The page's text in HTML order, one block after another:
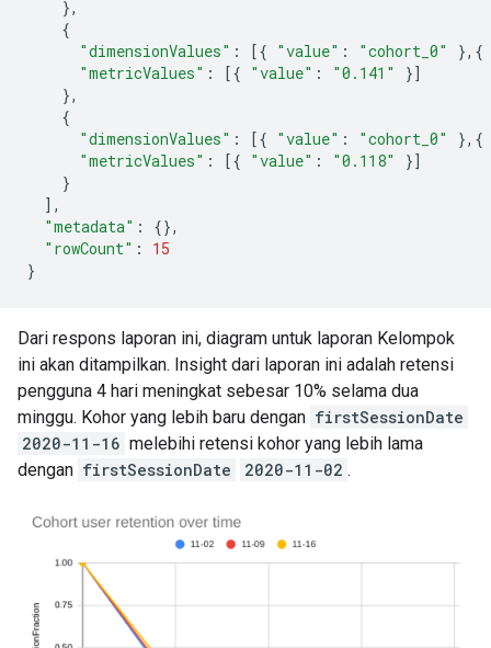
},
{
"dimensionValues" : [{ "value" : "cohort_0"
},{
"metricValues" : [{ "value" : "0.141"
}]
},
{
"dimensionValues" : [{ "value" : "cohort_0"
},{
"metricValues" : [{ "value" : "0.118"
}]
}
],
"metadata" :
{},
"rowCount" :
15
}
Dari respons laporan ini, diagram untuk laporan Kelompok
ini akan ditampilkan. Insight dari laporan ini adalah retensi
pengguna 4 hari meningkat sebesar 10% selama dua
minggu. Kohor yang lebih baru dengan firstSessionDate
2020-11-16 melebihi retensi kohor yang lebih lama
dengan firstSessionDate 2020-11-02 .